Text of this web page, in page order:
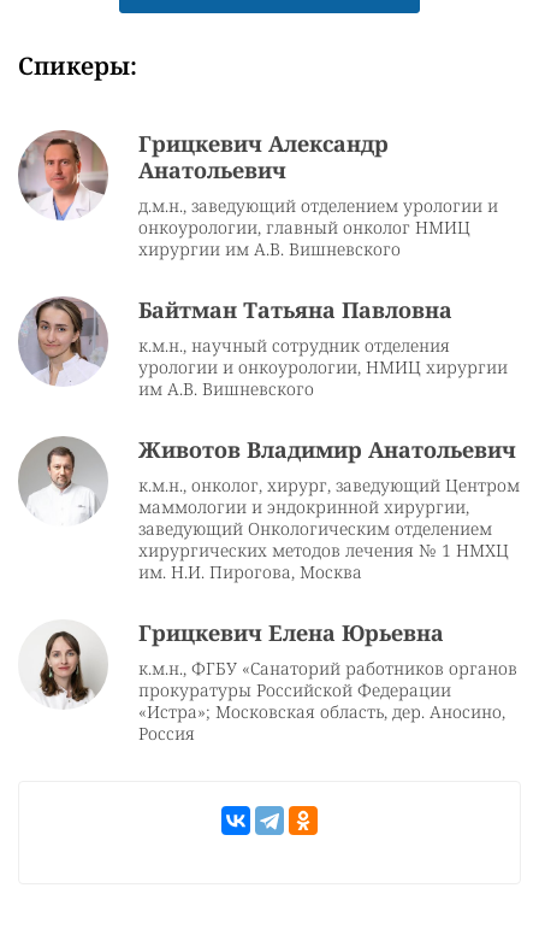
Спикеры:
Грицкевич Александр
Анатольевич
д.м.н., заведующий отделением урологии и
онкоурологии, главный онколог НМИЦ
хирургии им А.В. Вишневского
Байтман Татьяна Павловна
к.м.н., научный сотрудник отделения
урологии и онкоурологии, НМИЦ хирургии
им А.В. Вишневского
Животов Владимир Анатольевич
к.м.н., онколог, хирург, заведующий Центром
маммологии и эндокринной хирургии,
заведующий Онкологическим отделением
хирургических методов лечения № 1 НМХЦ
им. Н.И. Пирогова, Москва
Грицкевич Елена Юрьевна
к.м.н., ФГБУ «Санаторий работников органов
прокуратуры Российской Федерации
«Истра»; Московская область, дер. Аносино,
Россия